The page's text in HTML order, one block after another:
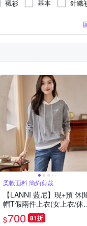
襯衫 基本 針織
牛仔外套 軍裝外套
柔軟面料 簡約剪裁
【LANNI 藍尼】現+預 休
帽T假兩件上衣(女上衣/休
閒/百搭/帽T)
$700 81折